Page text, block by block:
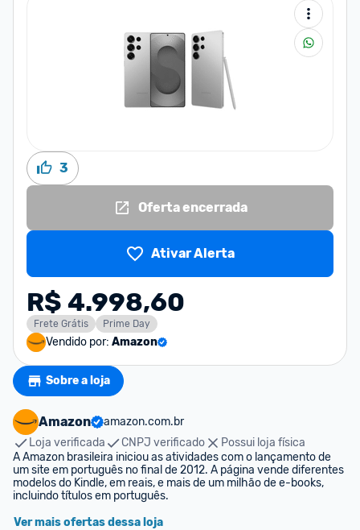
3
Oferta encerrada
Ativar Alerta
R$ 4.998,60
Frete Grátis Prime Day
Vendido por: Amazon
Sobre a loja
Amazon
amazon.com.br
Loja verificada
CNPJ verificado
Possui loja física
A Amazon brasileira iniciou as atividades com o lançamento de
um site em português no final de 2012. A página vende diferentes
modelos do Kindle, em reais, e mais de um milhão de e-books,
incluindo títulos em português.
Ver mais ofertas dessa loja